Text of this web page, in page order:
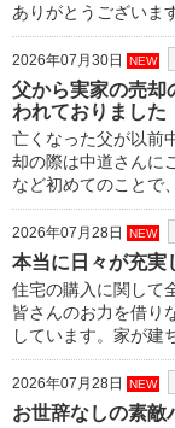
ありがとうございま
2026年07月30日 NEW
父から実家の売却
われておりました
亡くなった父が以前
却の際は中道さんに
など初めてのことで
2026年07月28日 NEW
本当に日々が充実
住宅の購入に関して
皆さんのお力を借り
しています。家が建
2026年07月28日 NEW
お世辞なしの素敵